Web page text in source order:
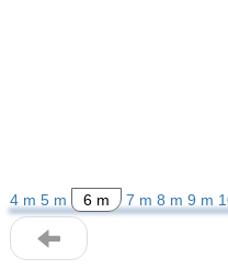
4 m 5 m 6 m 7 m 8 m 9 m